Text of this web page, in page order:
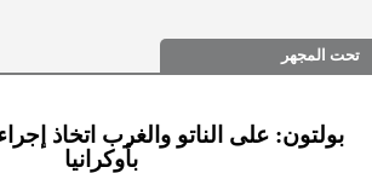
تحت المجهر
بولتون: على الناتو والغرب اتخاذ
بأوكرانيا